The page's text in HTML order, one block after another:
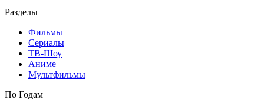
Разделы
Фильмы
Сериалы
ТВ-Шоу
Аниме
Мультфильмы
По Годам